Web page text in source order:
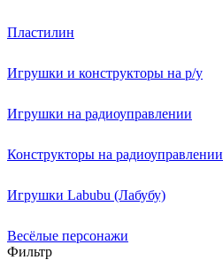
Пластилин
Игрушки и конструкторы на р/у
Игрушки на радиоуправлении
Конструкторы на радиоуправлении
Игрушки Labubu (Лабубу)
Весёлые персонажи
Фильтр